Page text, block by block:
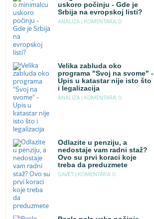
uskoro počinju - Gde je
Srbija na evropskoj listi?
ANALIZA | KOMENTARA: 0
Velika zabluda oko
programa "Svoj na svome" -
Upis u katastar nije isto što
i legalizacija
ANALIZA | KOMENTARA: 0
Odlazite u penziju, a
nedostaje vam radni staž?
Ovo su prvi koraci koje
treba da preduzmete
SAVET | KOMENTARA: 0